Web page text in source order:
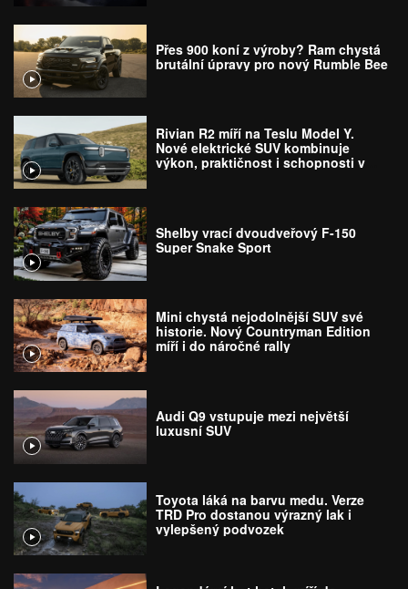
Přes 900 koní z výroby? Ram chystá
brutální úpravy pro nový Rumble Bee
Rivian R2 míří na Teslu Model Y.
Nové elektrické SUV kombinuje
výkon, praktičnost i schopnosti v
Shelby vrací dvoudveřový F-150
Super Snake Sport
Mini chystá nejodolnější SUV své
historie. Nový Countryman Edition
míří i do náročné rally
Audi Q9 vstupuje mezi největší
luxusní SUV
Toyota láká na barvu medu. Verze
TRD Pro dostanou výrazný lak i
vylepšený podvozek